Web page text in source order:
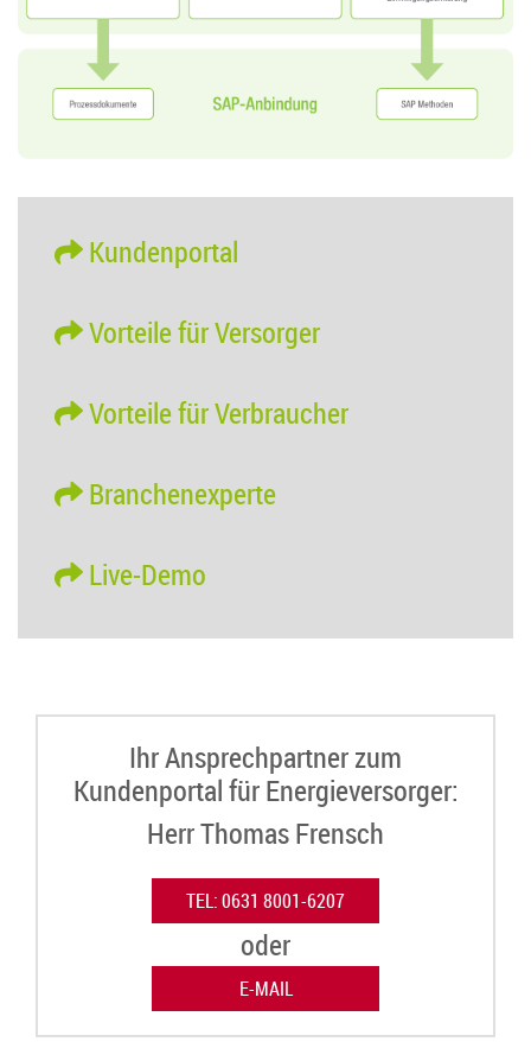
Kundenportal
Vorteile für Versorger
Vorteile für Verbraucher
Branchenexperte
Live-Demo
Ihr Ansprechpartner zum
Kundenportal für Energieversorger:
Herr Thomas Frensch
TEL: 0631 8001-6207
oder
E-MAIL